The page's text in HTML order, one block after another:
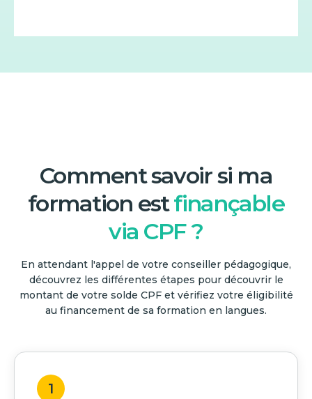
Comment savoir si ma
formation estfinançable
via CPF ?
En attendant l'appel de votre conseiller pédagogique,
découvrez les différentes étapes pour découvrir le
montant de votre solde CPF et vérifiez votre éligibilité
au financement de sa formation en langues.
1